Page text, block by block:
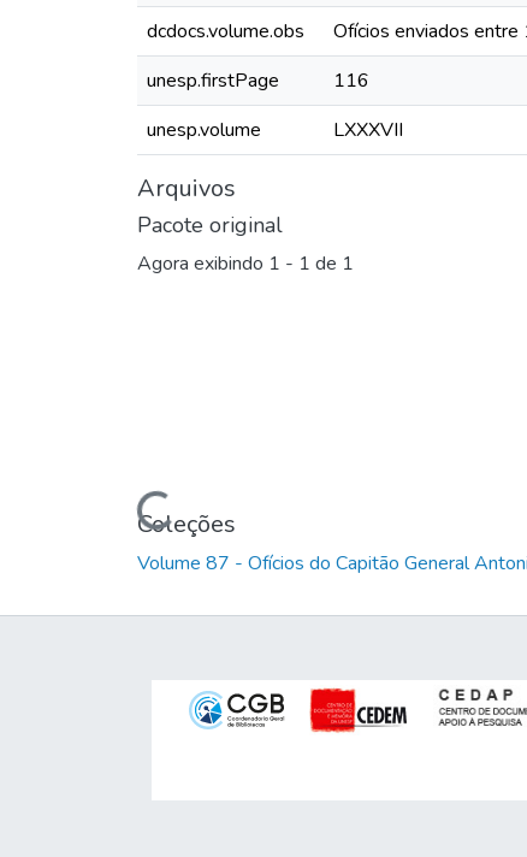
dcdocs.volume.obs
Ofícios enviados
unesp.firstPage
116
unesp.volume
LXXXVII
Arquivos
Pacote original
Agora exibindo 1 - 1 de 1
Carregando...
Coleções
Volume 87 - Ofícios do Capitão General